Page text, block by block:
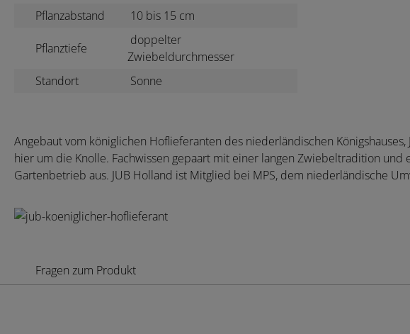
Pflanzabstand
10 bis 15 cm
Pflanztiefe
doppelter
Zwiebeldurchmesser
Standort
Sonne
Angebaut vom königlichen Hoflieferanten des niederländischen
hier um die Knolle. Fachwissen gepaart mit einer langen Zwiebeltradition und
Gartenbetrieb aus. JUB Holland ist Mitglied bei MPS, dem niederländische
Fragen zum Produkt